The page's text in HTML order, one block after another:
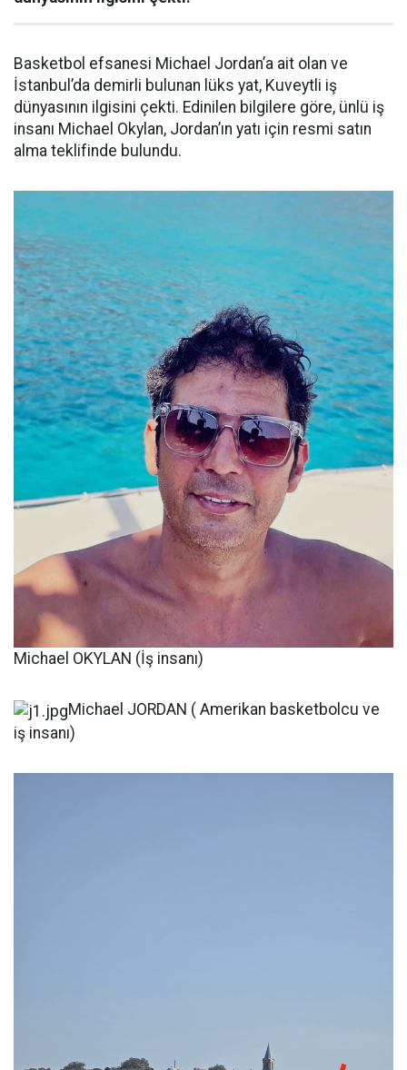
Basketbol efsanesi Michael Jordan’a ait olan ve
İstanbul’da demirli bulunan lüks yat, Kuveytli iş
dünyasının ilgisini çekti. Edinilen bilgilere göre, ünlü iş
insanı Michael Okylan, Jordan’ın yatı için resmi satın
alma teklifinde bulundu.
Michael OKYLAN (İş insanı)
Michael JORDAN ( Amerikan basketbolcu ve
iş insanı)